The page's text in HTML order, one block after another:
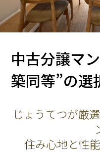
中古分譲マ
築同等”の選
じょうてつが厳
住み心地と性